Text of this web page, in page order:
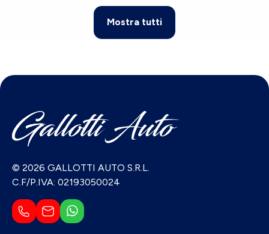
Mostra tutti
© 2026 GALLOTTI AUTO S.R.L.
C.F/P.IVA: 02193050024